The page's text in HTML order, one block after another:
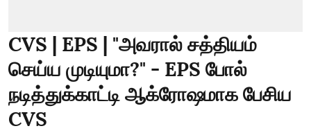
CVS | EPS | "அவரால் சத்தியம்
செய்ய முடியுமா?" - EPS போல்
நடித்துக்காட்டி ஆக்ரோஷமாக பேசிய
CVS